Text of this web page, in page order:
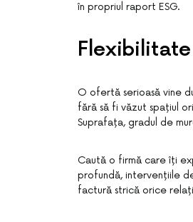
în propriul raport ESG.
O ofertă serioasă vine
fără să fi văzut spațiul
Suprafața, gradul de
Caută o firmă care îți
profundă, intervențiile
factură strică orice